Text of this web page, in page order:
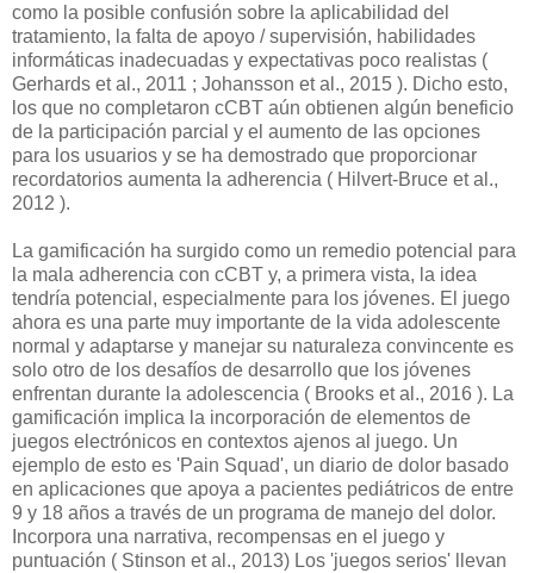
como la posible confusión sobre la aplicabilidad del
tratamiento, la falta de apoyo / supervisión, habilidades
informáticas inadecuadas y expectativas poco realistas (
Gerhards et al., 2011 ; Johansson et al., 2015 ). Dicho esto,
los que no completaron cCBT aún obtienen algún beneficio
de la participación parcial y el aumento de las opciones
para los usuarios y se ha demostrado que proporcionar
recordatorios aumenta la adherencia ( Hilvert-Bruce et al.,
2012 ).
La gamificación ha surgido como un remedio potencial para
la mala adherencia con cCBT y, a primera vista, la idea
tendría potencial, especialmente para los jóvenes. El juego
ahora es una parte muy importante de la vida adolescente
normal y adaptarse y manejar su naturaleza convincente es
solo otro de los desafíos de desarrollo que los jóvenes
enfrentan durante la adolescencia ( Brooks et al., 2016 ). La
gamificación implica la incorporación de elementos de
juegos electrónicos en contextos ajenos al juego. Un
ejemplo de esto es 'Pain Squad', un diario de dolor basado
en aplicaciones que apoya a pacientes pediátricos de entre
9 y 18 años a través de un programa de manejo del dolor.
Incorpora una narrativa, recompensas en el juego y
puntuación ( Stinson et al., 2013) Los 'juegos serios' llevan